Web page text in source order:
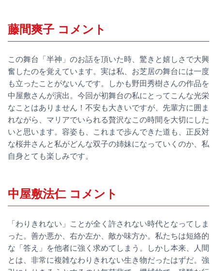
藤間爽子 コメント
この舞台「半神」のお話を頂いた時、驚きと嬉しさで大興
奮したのを覚えています。実は私、お芝居の舞台には一度
も立ったことがないんです。しかも野田秀樹さんの作品を
中屋敷さんが演出。今回が初舞台の私にとってこんな光栄
なことはありません！不安も大きいですが、先輩方に囲ま
れながら、マリアでいられる贅沢なこの時間を大切にした
いと思います。容姿も、これまで歩んできた道も、正反対
な桜井さんと私がどんな双子の姉妹になっていくのか、私
自身とても楽しみです。
中屋敷法仁 コメント
「わりきれない」ことが全く許されない時代となってしま
った。善か悪か、右か左か、敵か味方か。私たちは短絡的
な「答え」を他者に強く求めてしまう。しかし本来、人間
とは、非常に複雑なわりきれない生き物だったはずだ。強